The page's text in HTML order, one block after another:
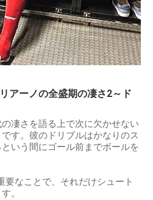
アーノの全盛期の凄さ2～ド
凄さを語る上で次に欠かせない
す。彼のドリブルはかなりのス
いう間にゴール前までボールを
要なことで、それだけシュート
。